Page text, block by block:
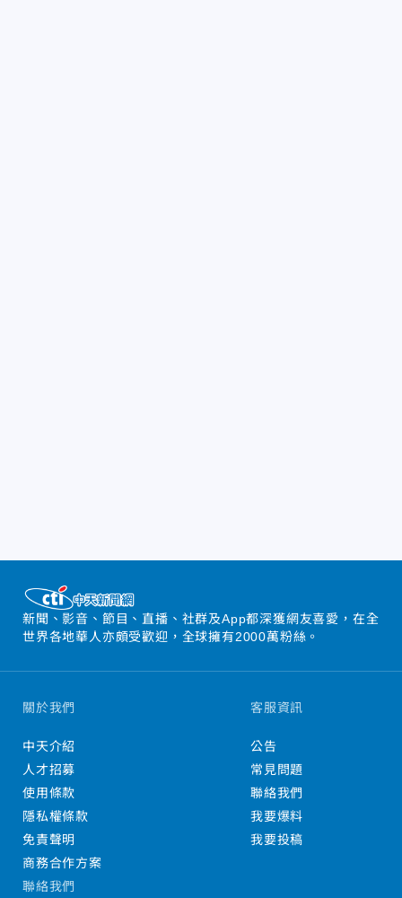
新聞、影音、節目、直播、社群及App都深獲網友喜愛，在全
世界各地華人亦頗受歡迎，全球擁有2000萬粉絲。
關於我們
中天介紹
人才招募
使用條款
隱私權條款
免責聲明
商務合作方案
客服資訊
公告
常見問題
聯絡我們
我要爆料
我要投稿
聯絡我們